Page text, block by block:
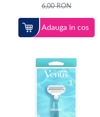
6,00RON
Adauga in cos